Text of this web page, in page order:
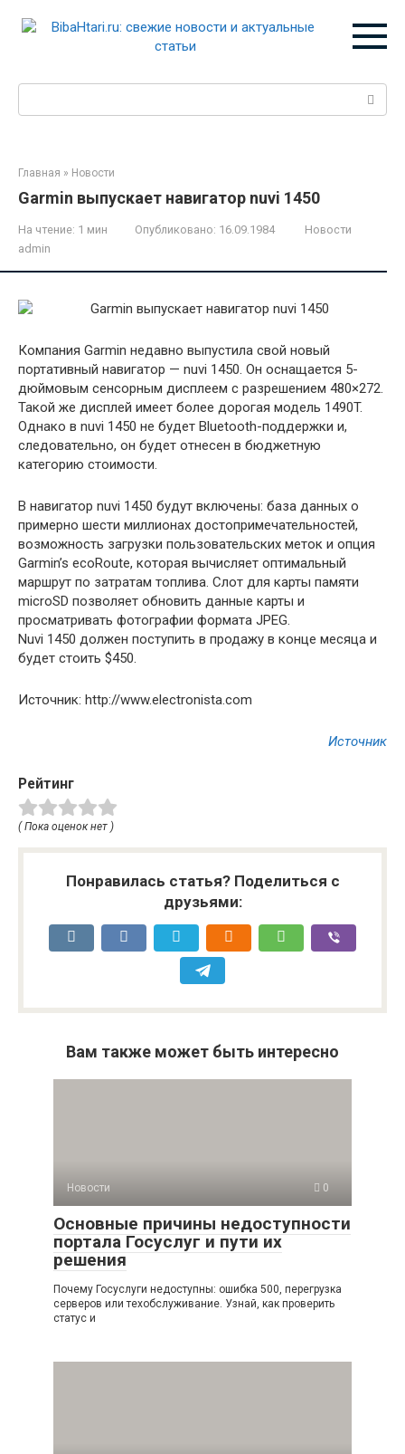
Главная » Новости
Garmin выпускает навигатор nuvi 1450
На чтение: 1 мин Опубликовано: 16.09.1984
Новости
admin
Компания Garmin недавно выпустила свой новый
портативный навигатор — nuvi 1450. Он оснащается 5-
дюймовым сенсорным дисплеем с разрешением 480×272.
Такой же дисплей имеет более дорогая модель 1490T.
Однако в nuvi 1450 не будет Bluetooth-поддержки и,
следовательно, он будет отнесен в бюджетную
категорию стоимости.
В навигатор nuvi 1450 будут включены: база данных о
примерно шести миллионах достопримечательностей,
возможность загрузки пользовательских меток и опция
Garmin’s ecoRoute, которая вычисляет оптимальный
маршрут по затратам топлива. Слот для карты памяти
microSD позволяет обновить данные карты и
просматривать фотографии формата JPEG.
Nuvi 1450 должен поступить в продажу в конце месяца и
будет стоить $450.
Источник: http://www.electronista.com
Источник
Рейтинг
( Пока оценок нет )
Понравилась статья? Поделиться с
друзьями:
Вам также может быть интересно
Новости 0
Основные причины недоступности
портала Госуслуг и пути их
решения
Почему Госуслуги недоступны: ошибка 500, перегрузка
серверов или техобслуживание. Узнай, как проверить
статус и